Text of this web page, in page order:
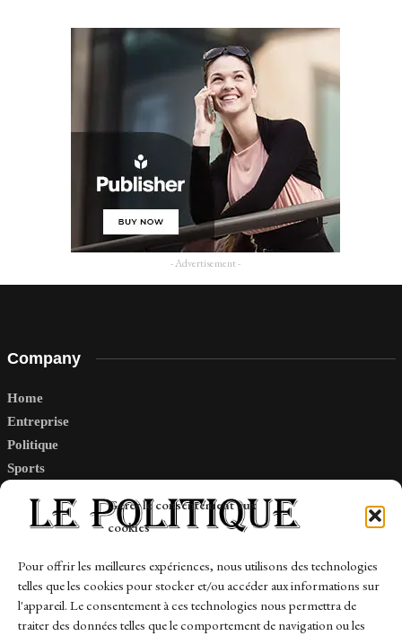
Gérer le consentement aux
cookies
Pour offrir les meilleures expériences, nous utilisons des technologies
telles que les cookies pour stocker et/ou accéder aux informations sur
l'appareil. Le consentement à ces technologies nous permettra de
traiter des données telles que le comportement de navigation ou les
- Advertisement -
Company
Home
Entreprise
Politique
Sports
Links